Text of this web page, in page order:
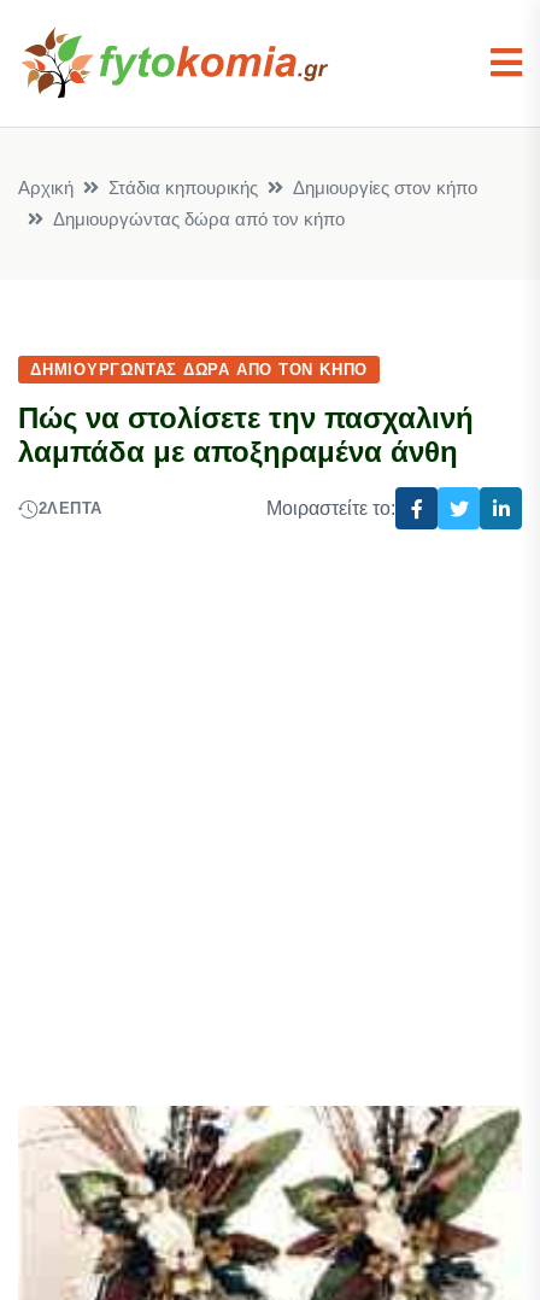
Αρχική Στάδια κηπουρικής
Δημιουργίες στον κήπο
Δημιουργώντας δώρα από τον κήπο
ΔΗΜΙΟΥΡΓΏΝΤΑΣ ΔΏΡΑ ΑΠΌ ΤΟΝ ΚΉΠΟ
Πώς να στολίσετε την πασχαλινή
λαμπάδα με αποξηραμένα άνθη
2ΛΕΠΤΆ Μοιραστείτε το: